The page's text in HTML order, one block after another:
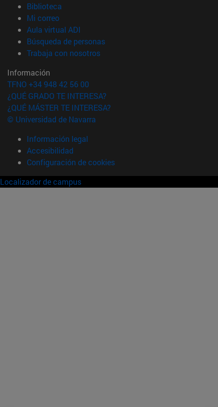
Biblioteca
Mi correo(abre en nueva ventana)
Aula virtual ADI
Búsqueda de personas(abre en nueva ventana)
Trabaja con nosotros(abre en nueva ventana)
Información
TFNO +34 948 42 56 00
¿QUÉ GRADO TE INTERESA?
¿QUÉ MÁSTER TE INTERESA?
© Universidad de Navarra
Información legal
Accesibilidad
Configuración de cookies
Localizador de campus